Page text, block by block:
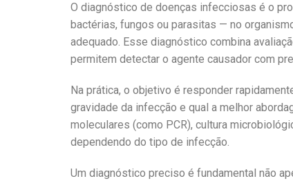
O diagnóstico de doenças infecciosas é o
bactérias, fungos ou parasitas — no
adequado. Esse diagnóstico combina
permitem detectar o agente causador com
Na prática, o objetivo é responder
gravidade da infecção e qual a melhor
moleculares (como PCR), cultura
dependendo do tipo de infecção.
Um diagnóstico preciso é fundamental não